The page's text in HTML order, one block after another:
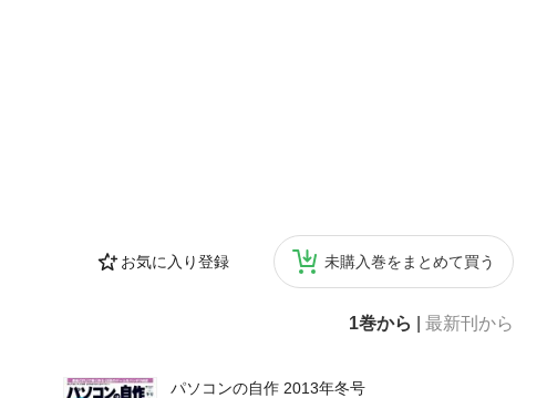
お気に入り登録 未購入巻をまとめて買う
1巻から 最新刊から
パソコンの自作 2013年冬号
ボーンで」と思う人
、CPUクーラーらく